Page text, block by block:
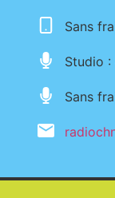
Sans
Studio
Sans